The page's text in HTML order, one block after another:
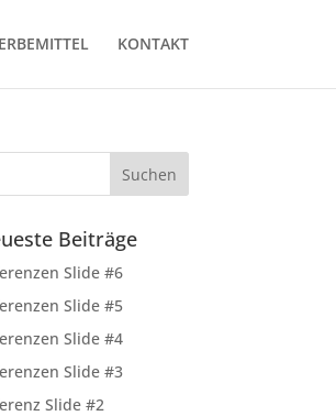
KONTAKT
Beiträge
Slide #6
Slide #5
Slide #4
Slide #3
Slide #2